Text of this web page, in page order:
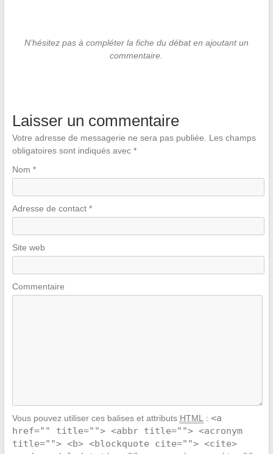
N’hésitez pas à compléter la fiche du débat en ajoutant un
commentaire.
Laisser un commentaire
Votre adresse de messagerie ne sera pas publiée.
Les champs
obligatoires sont indiqués avec *
Nom *
Adresse de contact *
Site web
Commentaire
Vous pouvez utiliser ces balises et attributs HTML : <a
href="" title=""> <abbr title=""> <acronym
title=""> <b> <blockquote cite=""> <cite>